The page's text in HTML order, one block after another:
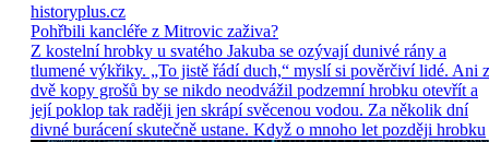
historyplus.cz
Pohřbili kancléře z Mitrovic zaživa?
Z kostelní hrobky u svatého Jakuba se ozývají dunivé rány a
tlumené výkřiky. „To jistě řádí duch,“ myslí si pověrčiví lidé. Ani
dvě kopy grošů by se nikdo neodvážil podzemní hrobku otevřít a
její poklop tak raději jen skrápí svěcenou vodou. Za několik dní
divné burácení skutečně ustane. Když o mnoho let později hrobku